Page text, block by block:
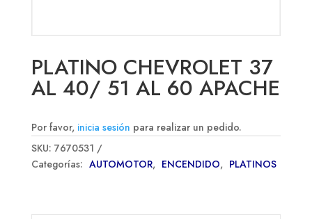
PLATINO CHEVROLET 37
AL 40/ 51 AL 60 APACHE
Por favor, inicia sesión para realizar un pedido.
SKU: 7670531
Categorías: AUTOMOTOR, ENCENDIDO, PLATINOS